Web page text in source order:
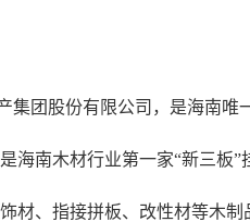
团股份有限公司，是海南唯
海南木材行业第一家“新三板
材、指接拼板、改性材等木制